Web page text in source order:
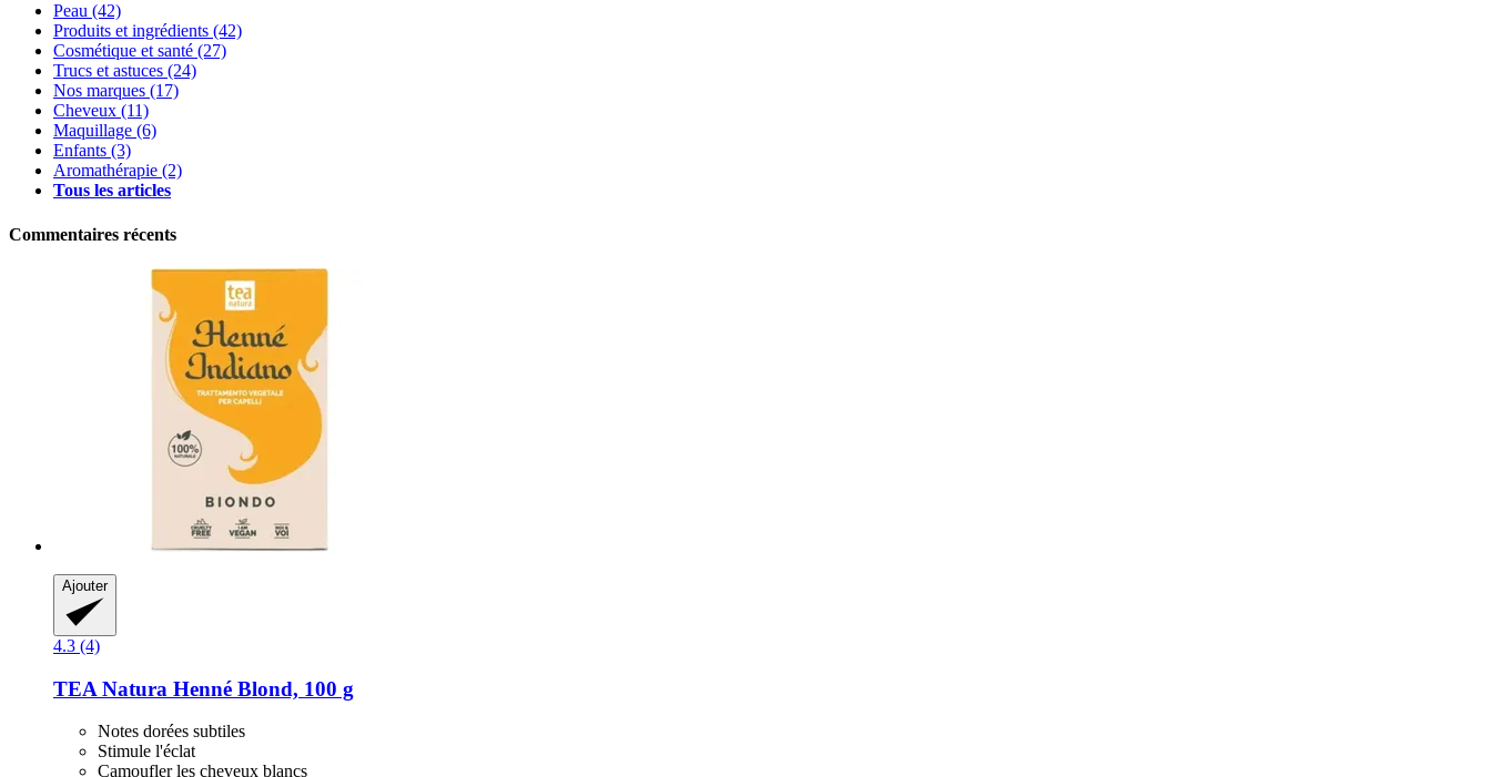
Peau (42)
Produits et ingrédients (42)
Cosmétique et santé (27)
Trucs et astuces (24)
Nos marques (17)
Cheveux (11)
Maquillage (6)
Enfants (3)
Aromathérapie (2)
Tous les articles
Commentaires récents
Ajouter
4.3 (4)
TEA Natura Henné Blond, 100 g
Notes dorées subtiles
Stimule l'éclat
Camoufler les cheveux blancs